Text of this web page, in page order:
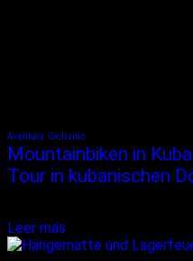
Aventura Ciclismo
Mountainbiken in
Tour in kubanischen
Leer más